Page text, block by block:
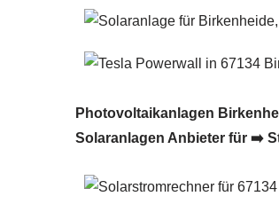
Photovoltaikanlagen
Solaranlagen Anbieter für ➡️